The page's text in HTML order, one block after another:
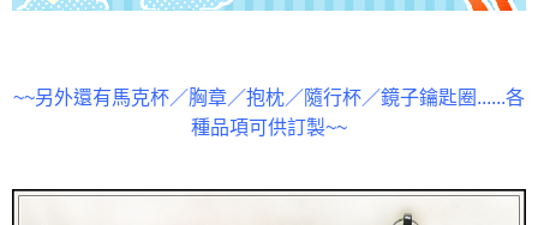
~~另外還有馬克杯／胸章／抱枕／隨行杯／鏡子鑰匙圈......各
種品項可供訂製~~